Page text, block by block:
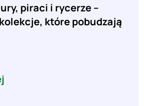
piraci i rycerze –
które pobudzają